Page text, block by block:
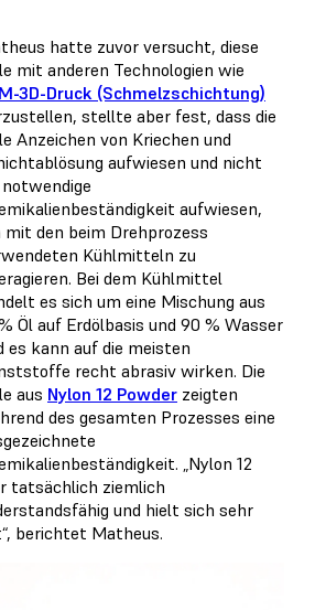
hatte zuvor versucht, diese
mit anderen Technologien wie
3D-Druck (Schmelzschichtung)
stellte aber fest, dass die
Anzeichen von Kriechen und
aufwiesen und nicht
notwendige
aufwiesen,
mit den beim Drehprozess
Kühlmitteln zu
Bei dem Kühlmittel
es sich um eine Mischung aus
Öl auf Erdölbasis und 90 % Wasser
es kann auf die meisten
recht abrasiv wirken. Die
aus Nylon 12 Powder zeigten
des gesamten Prozesses eine
„Nylon 12
tatsächlich ziemlich
und hielt sich sehr
berichtet Matheus.